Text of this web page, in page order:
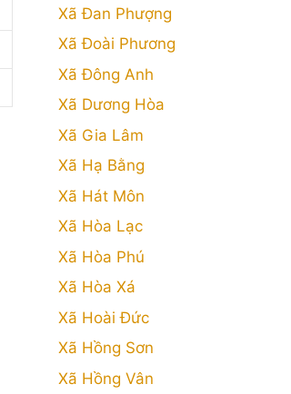
Xã Đan Phượng
Xã Đoài Phương
Xã Đông Anh
Xã Dương Hòa
Xã Gia Lâm
Xã Hạ Bằng
Xã Hát Môn
Xã Hòa Lạc
Xã Hòa Phú
Xã Hòa Xá
Xã Hoài Đức
Xã Hồng Sơn
Xã Hồng Vân